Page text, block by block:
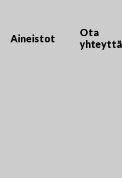
Aineistot
Ota
yhteyttä